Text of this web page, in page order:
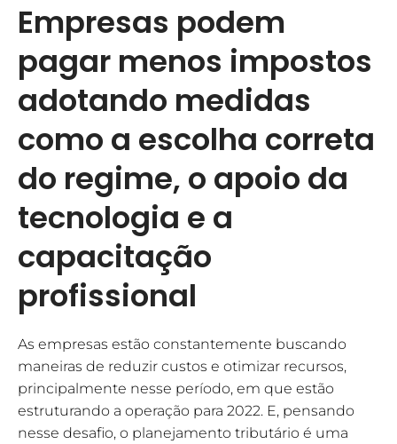
Empresas podem
pagar menos impostos
adotando medidas
como a escolha correta
do regime, o apoio da
tecnologia e a
capacitação
profissional
As empresas estão constantemente buscando
maneiras de reduzir custos e otimizar recursos,
principalmente nesse período, em que estão
estruturando a operação para 2022. E, pensando
nesse desafio, o planejamento tributário é uma